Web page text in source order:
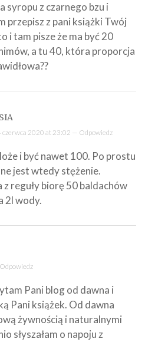
syropu z czarnego bzu i
przepisz z pani książki Twój
i tam pisze że ma być 20
a tu 40, która proporcja
czerwca 2020 at 23:02 — Odpowiedz
i być nawet 100. Po prostu
jest wtedy stężenie.
z reguły biorę 50 baldachów
2l wody.
Odpowiedz
Pani blog od dawna i
Pani książek. Od dawna
żywnością i naturalnymi
słyszałam o napoju z